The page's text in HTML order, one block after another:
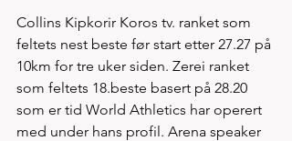
Collins Kipkorir Koros tv. ranket som
feltets nest beste før start etter 27.27 på
10km for tre uker siden. Zerei ranket
som feltets 18.beste basert på 28.20
som er tid World Athletics har operert
med under hans profil. Arena speaker